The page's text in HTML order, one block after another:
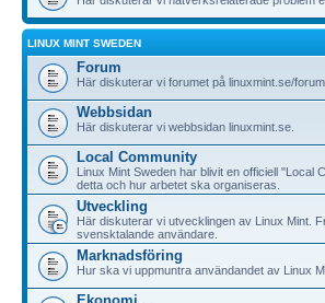
LINUX MINT SWEDEN
Forum
Här diskuterar vi forumet på linuxmint.se/forum.
Webbsidan
Här diskuterar vi webbsidan linuxmint.se.
Local Community
Linux Mint Sweden har blivit en officiell
detta och hur arbetet ska organiseras.
Utveckling
Här diskuterar vi utvecklingen av Linux Mint.
svensktalande användare.
Marknadsföring
Hur ska vi uppmuntra användandet av Linux